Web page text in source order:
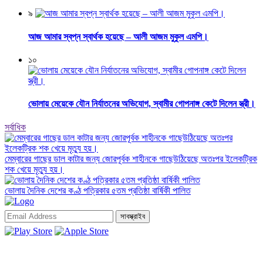
৯
আজ আমার স্বপ্ন স্বার্থক হয়েছে – আলী আজম মুকুল এমপি।
১০
ভোলায় মেয়েকে যৌন নির্যাতনের অভিযোগ, স্বামীর গোপনাঙ্গ কেটে দিলেন স্ত্রী।
সর্বাধিক
মেম্বারের গাছের ডাল কাটার জন্য জোরপূর্বক শাহীনকে গাছেউঠিয়েছে অতঃপর ইলেকট্রিক
শক খেয়ে মৃত্যু হয়।
ভোলায় দৈনিক দেশের কণ্ঠ পত্রিকার ৫তম প্রতিষ্ঠা বার্ষিকী পালিত
সাবস্ক্রাইব